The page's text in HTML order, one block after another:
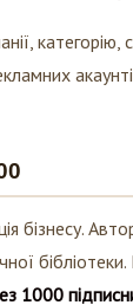
категорію,
бізнесу.
1000